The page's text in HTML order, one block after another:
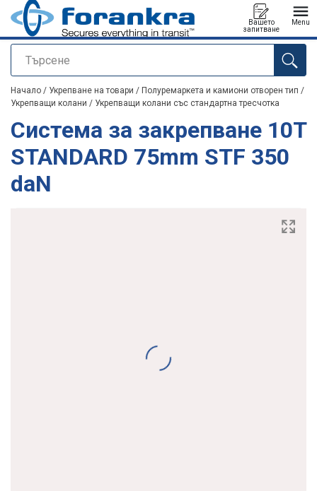
Търсене
Вашето
запитване
Menu
е добавен към вашето запитване
Начало / Укрепване на товари / Полуремаркета и камиони отворен тип /
Укрепващи колани / Укрепващи колани със стандартна тресчотка
Система за закрепване 10T
STANDARD 75mm STF 350
daN